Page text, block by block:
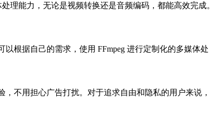
理能力，无论是视频转换还是音频编码，都能高效完成。
根据自己的需求，使用 FFmpeg 进行定制化的多媒体处
，不用担心广告打扰。对于追求自由和隐私的用户来说，